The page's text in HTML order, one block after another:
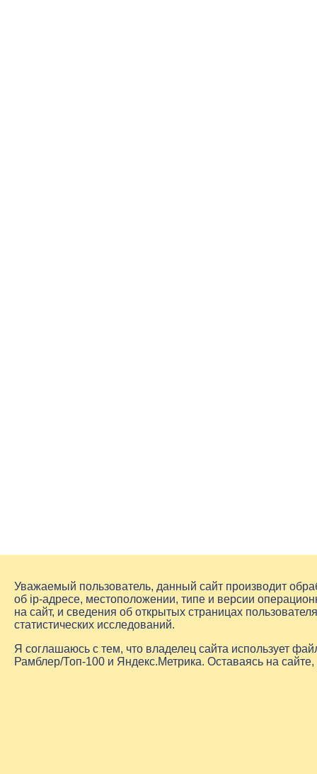
Уважаемый пользователь, данный сайт производит
об ip-адресе, местоположении, типе и версии
на сайт, и сведения об открытых страницах
статистических исследований.
Я соглашаюсь с тем, что владелец сайта использует
Рамблер/Топ-100 и Яндекс.Метрика. Оставаясь на